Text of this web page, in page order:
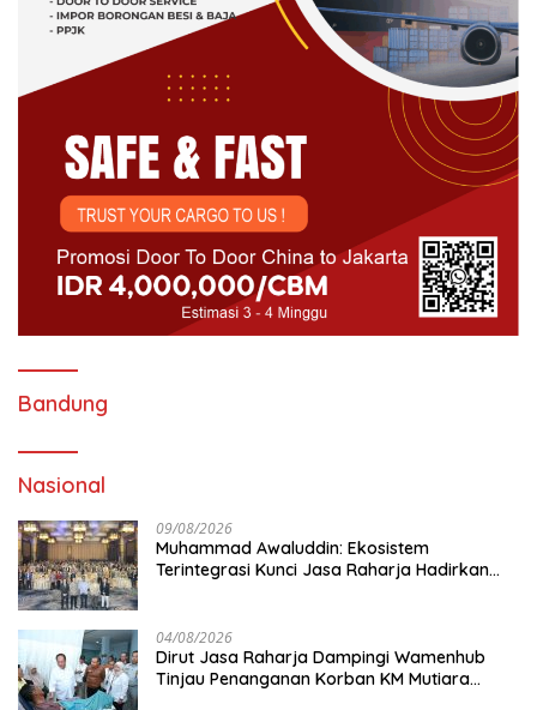
Bandung
Nasional
09/08/2026
Muhammad Awaluddin: Ekosistem
Terintegrasi Kunci Jasa Raharja Hadirkan
04/08/2026
Dirut Jasa Raharja Dampingi Wamenhub
Tinjau Penanganan Korban KM Mutiara